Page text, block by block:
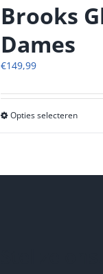
Brooks
Dames
€149,99
Opties selecterenDit